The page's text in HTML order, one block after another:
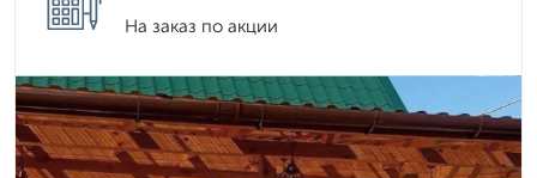
На заказ по акции